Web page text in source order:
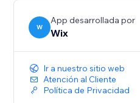
W
App desarrollada por
Wix
Ir a nuestro sitio web
Atención al Cliente
Política de Privacidad